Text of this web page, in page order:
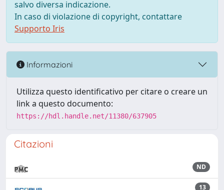
salvo diversa indicazione.
In caso di violazione di copyright, contattare
Supporto Iris
Informazioni
Utilizza questo identificativo per citare o creare un
link a questo documento:
https://hdl.handle.net/11380/637905
Citazioni
ND
13